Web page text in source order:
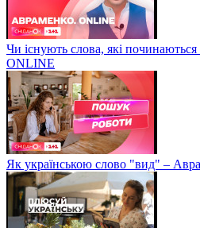
Чи існують слова, які
ONLINE
Як українською слово "вид" –